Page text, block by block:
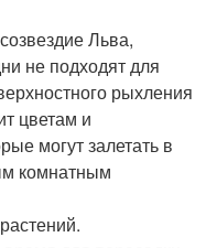
Льва,
не подходят для
рыхления
цветам и
могут залетать в
комнатным